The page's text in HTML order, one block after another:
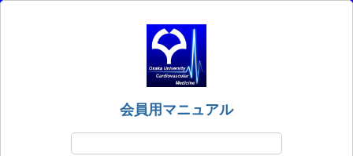
会員用マニュアル